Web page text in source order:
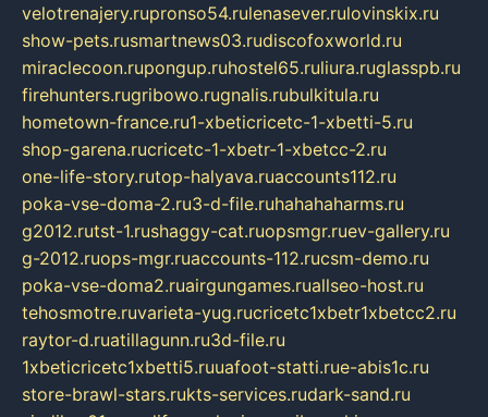
velotrenajery.rupronso54.rulenasever.rulovinskix.ru
show-pets.rusmartnews03.rudiscofoxworld.ru
miraclecoon.rupongup.ruhostel65.ruliura.ruglasspb.ru
firehunters.rugribowo.rugnalis.rubulkitula.ru
hometown-france.ru1-xbeticricetc-1-xbetti-5.ru
shop-garena.rucricetc-1-xbetr-1-xbetcc-2.ru
one-life-story.rutop-halyava.ruaccounts112.ru
poka-vse-doma-2.ru3-d-file.ruhahahaharms.ru
g2012.rutst-1.rushaggy-cat.ruopsmgr.ruev-gallery.ru
g-2012.ruops-mgr.ruaccounts-112.rucsm-demo.ru
poka-vse-doma2.ruairgungames.ruallseo-host.ru
tehosmotre.ruvarieta-yug.rucricetc1xbetr1xbetcc2.ru
raytor-d.ruatillagunn.ru3d-file.ru
1xbeticricetc1xbetti5.ruuafoot-statti.rue-abis1c.ru
store-brawl-stars.rukts-services.rudark-sand.ru